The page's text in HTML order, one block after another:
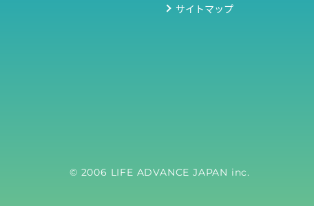
サイトマップ
© 2006 LIFE ADVANCE JAPAN inc.